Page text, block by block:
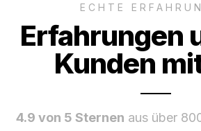
ECHTE
Erfahrungen
Kunden
4.9 von 5 Sternen aus über